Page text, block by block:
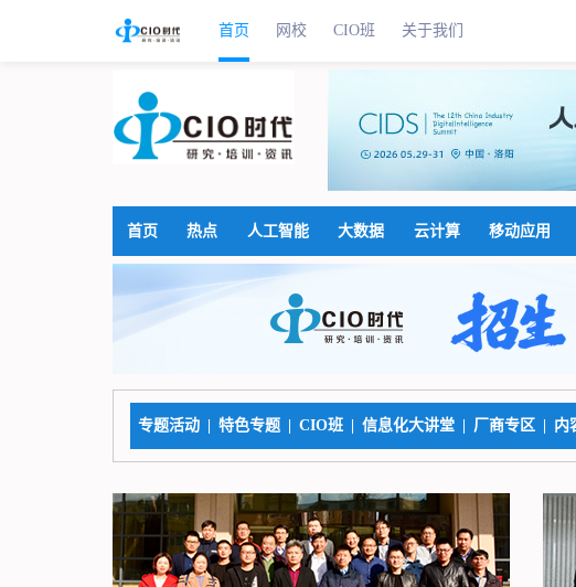
首页 网校 CIO班 关于我们
首页 热点 人工智能 大数据 云计算 移动应用
专题活动 特色专题 CIO班 信息化大讲堂 厂商专区 内